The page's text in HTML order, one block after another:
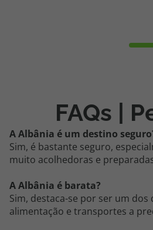
FAQs |
A Albânia é um destino
Sim, é bastante seguro,
muito acolhedoras e
A Albânia é barata?
Sim, destaca-se por ser um
alimentação e transportes a